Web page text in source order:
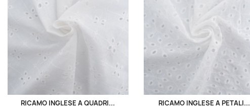
RICAMO INGLESE A QUADRI... RICAMO INGLESE A PETALI...